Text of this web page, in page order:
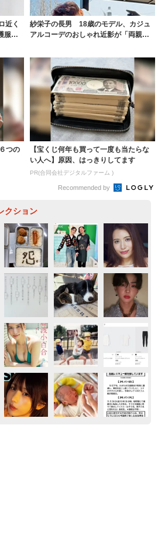
近く
服が
紗栄子の長男 18歳のモデル、カジュ
アルコーデのおしゃれ近影が「両親の
つの
【宝くじ何年も買って一度も当たらな
い人へ】原因、はっきりしてます
PR(合同会社デジタルファーム )
Recommended by
クション